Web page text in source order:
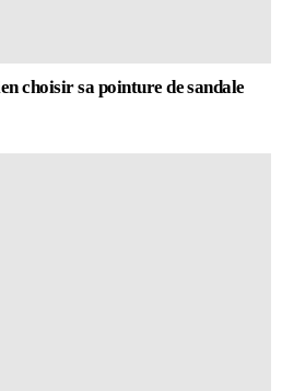
choisir sa pointure de sandale